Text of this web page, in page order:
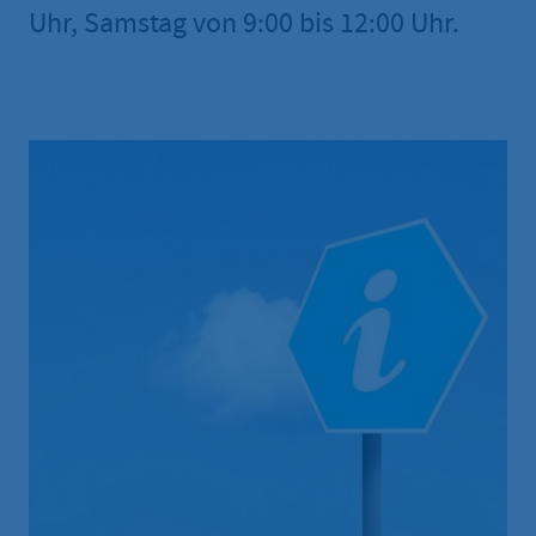
Uhr, Samstag von 9:00 bis 12:00 Uhr.